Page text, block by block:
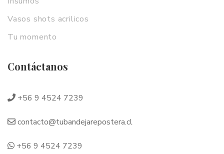
Vasos shots acrilicos
Tu momento
Contáctanos
+56 9 4524 7239
contacto@tubandejarepostera.cl
+56 9 4524 7239